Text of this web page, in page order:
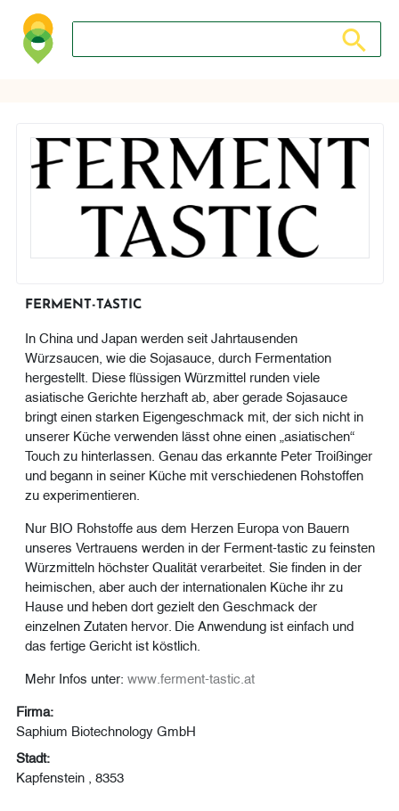
Suche nach: Zum Beispiel Wein, Fleisch, Keramik,
Suche
FERMENT-TASTIC
In China und Japan werden seit Jahrtausenden
Würzsaucen, wie die Sojasauce, durch Fermentation
hergestellt. Diese flüssigen Würzmittel runden viele
asiatische Gerichte herzhaft ab, aber gerade Sojasauce
bringt einen starken Eigengeschmack mit, der sich nicht in
unserer Küche verwenden lässt ohne einen „asiatischen“
Touch zu hinterlassen. Genau das erkannte Peter Troißinger
und begann in seiner Küche mit verschiedenen Rohstoffen
zu experimentieren.
Nur BIO Rohstoffe aus dem Herzen Europa von Bauern
unseres Vertrauens werden in der Ferment-tastic zu feinsten
Würzmitteln höchster Qualität verarbeitet. Sie finden in der
heimischen, aber auch der internationalen Küche ihr zu
Hause und heben dort gezielt den Geschmack der
einzelnen Zutaten hervor. Die Anwendung ist einfach und
das fertige Gericht ist köstlich.
Mehr Infos unter: www.ferment-tastic.at
Firma:
Saphium Biotechnology GmbH
Stadt:
Kapfenstein , 8353